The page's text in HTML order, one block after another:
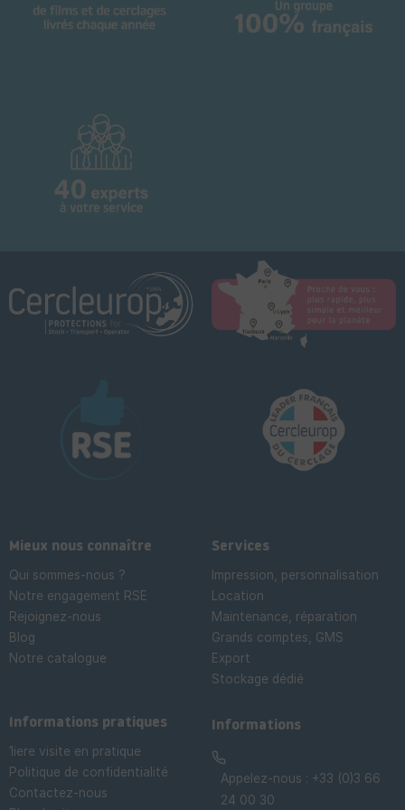
Mieux nous connaître
Qui sommes-nous ?
Notre engagement RSE
Rejoignez-nous
Blog
Notre catalogue
Services
Impression, personnalisation
Location
Maintenance, réparation
Grands comptes, GMS
Export
Stockage dédié
Informations pratiques
1iere visite en pratique
Politique de confidentialité
Contactez-nous
Informations
Appelez-nous : +33 (0)3 66
24 00 30